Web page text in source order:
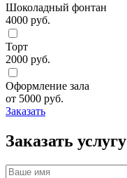
Шоколадный фонтан
4000 руб.
Торт
2000 руб.
Оформление зала
от 5000 руб.
Заказать
Заказать услугу